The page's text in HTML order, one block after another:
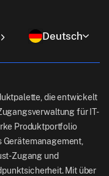
Deutsch
die entwickelt
für IT-
Produktportfolio
Zugang und
Mit über